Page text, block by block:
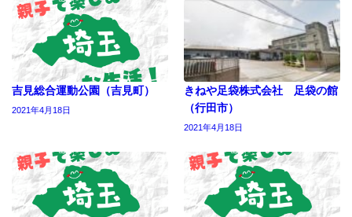
吉見総合運動公園（吉見町）
2021年4月18日
きねや足袋株式会社 足袋の館
（行田市）
2021年4月18日